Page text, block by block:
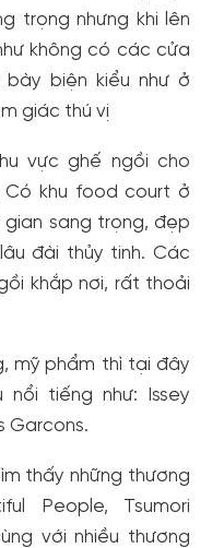
trọng nhưng khi lên
không có các cửa
biện kiểu như ở
giác thú vị
vực ghế ngồi cho
Có khu food court ở
sang trọng, đẹp
đài thủy tinh. Các
khắp nơi, rất thoải
mỹ phẩm thì tại đây
nổi tiếng như: Issey
Garcons.
thấy những thương
People, Tsumori
với nhiều thương